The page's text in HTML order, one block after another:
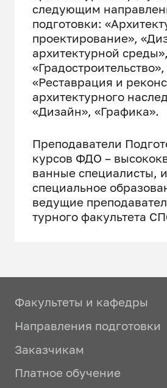
следующим
подготовки:
проектирование»,
архитектурной среды»,
«Градостроительство»,
«Реставрация и
архитектурного
«Дизайн», «Графика».
Преподаватели
курсов ФДО –
ван­ные специалисты,
специальное
ведущие
тур­но­го факультета
Факультеты и кафедры
Направления подготовки
Заказчикам
Платное обучение